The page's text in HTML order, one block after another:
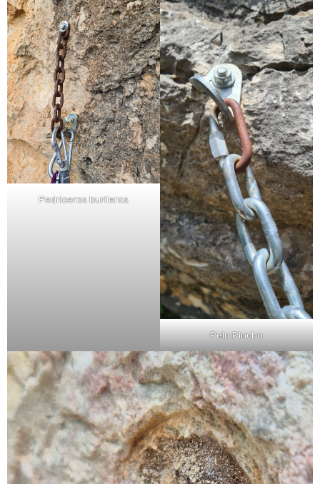
Pedriceros burileros
Pelo Pincho